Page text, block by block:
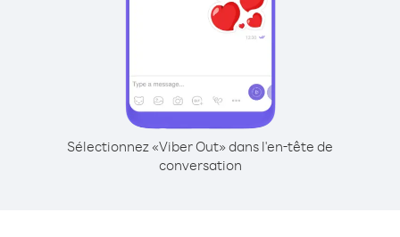
Sélectionnez «Viber Out» dans l'en-tête de
conversation